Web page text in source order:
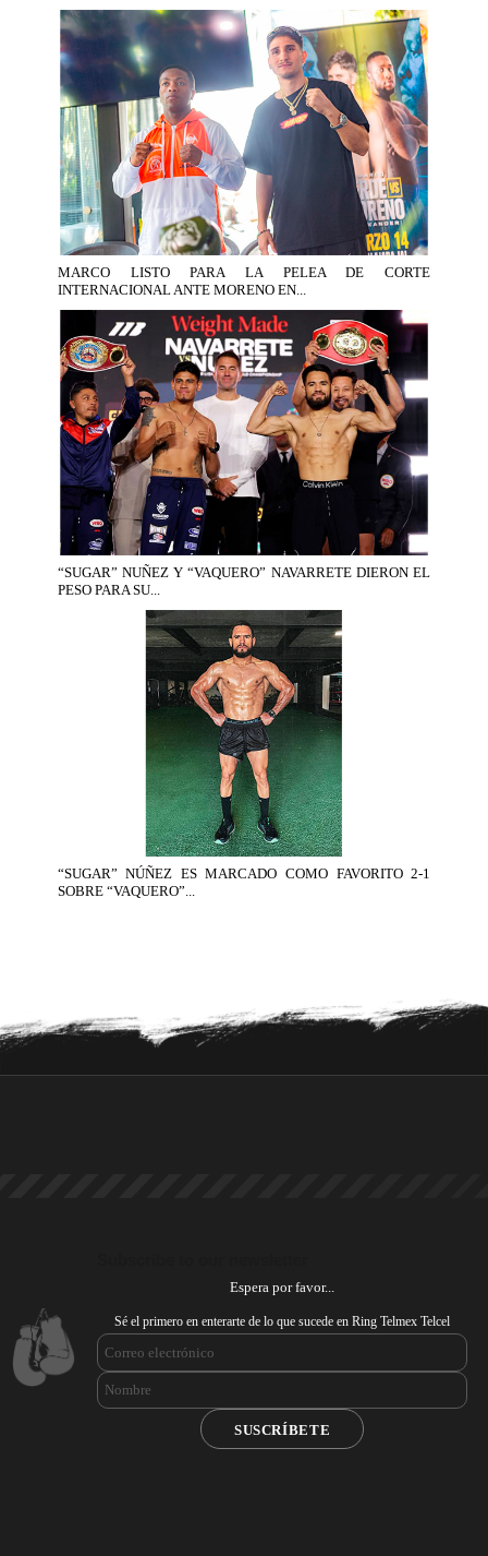
MARCO LISTO PARA LA PELEA DE CORTE
INTERNACIONAL ANTE MORENO EN...
“SUGAR” NUÑEZ Y “VAQUERO” NAVARRETE DIERON EL
PESO PARA SU...
“SUGAR” NÚÑEZ ES MARCADO COMO FAVORITO 2-1
SOBRE “VAQUERO”...
Espera por favor...
Sé el primero en enterarte de lo que sucede en Ring Telmex Telcel